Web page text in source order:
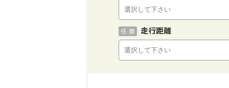
走行距離
任 意